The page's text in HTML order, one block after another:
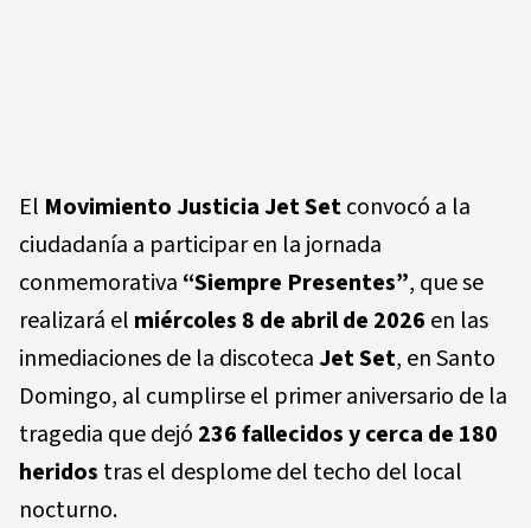
El Movimiento Justicia Jet Setconvocó a la
ciudadanía a participar en la jornada
conmemorativa “Siempre Presentes”, que se
realizará el miércoles 8 de abril de 2026 en las
inmediaciones de la discotecaJet Set, en Santo
Domingo, al cumplirse el primer aniversario de la
tragedia que dejó 236 fallecidos y cerca de 180
heridos tras el desplome del techo del local
nocturno.